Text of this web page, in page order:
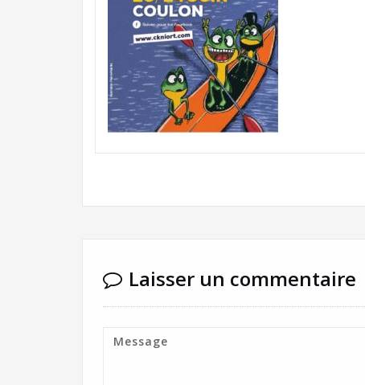
Laisser un commentaire